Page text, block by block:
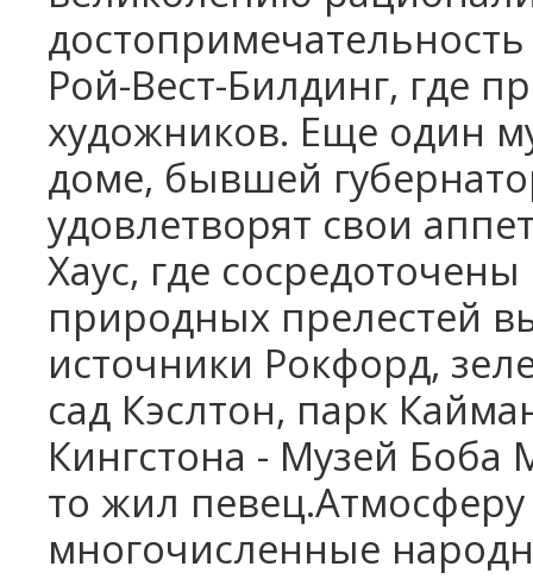
Рой-Вест-Билдинг, где
художников. Еще один
доме, бывшей
удовлетворят свои
Хаус, где
природных прелестей
источники Рокфорд,
сад Кэслтон, парк
Кингстона - Музей Боба
то жил
многочисленные